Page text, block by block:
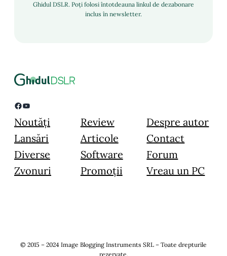
Ghidul DSLR. Poți folosi întotdeauna linkul de dezabonare
inclus în newsletter.
Facebook YouTube
Noutăți
Lansări
Diverse
Zvonuri
Review
Articole
Software
Promoții
Despre autor
Contact
Forum
Vreau un PC
© 2015 – 2024 Image Blogging Instruments SRL – Toate drepturile
rezervate.